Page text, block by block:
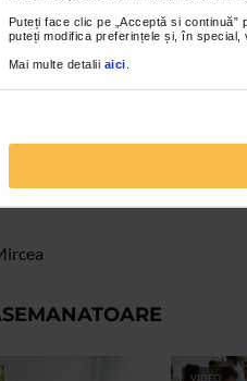
Puteți face clic pe „Acceptă si
puteți modifica preferințele și, în
Mai multe detalii aici
incetineste procesul de
vizibile la orice varsta!
VIDEO